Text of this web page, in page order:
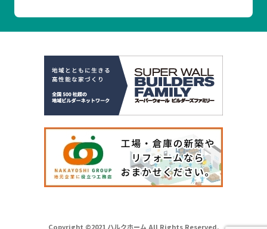
Copyright ©2021 ハルクホーム All Rights Reserved.